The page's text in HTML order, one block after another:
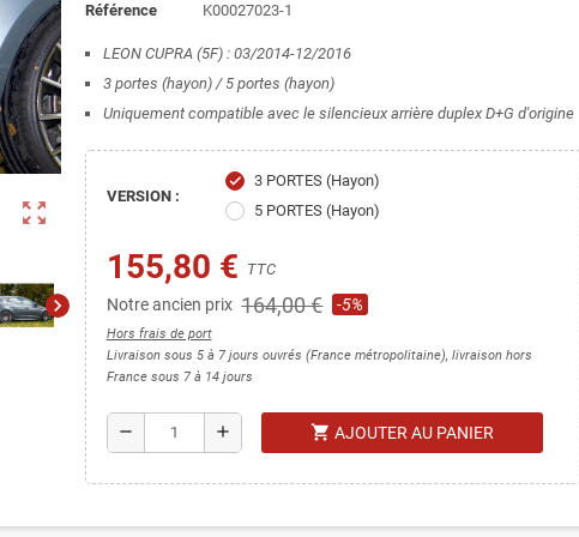
zoom_out_map
chevron_right
Référence
K00027023-1
LEON CUPRA (5F) : 03/2014-12/2016
3 portes (hayon) / 5 portes (hayon)
Uniquement compatible avec le silencieux arrière duplex D+G d'origine
VERSION :
check
3 PORTES (Hayon)
5 PORTES (Hayon)
155,80 € TTC
Notre ancien prix 164,00 € -5%
Hors frais de port
Livraison sous 5 à 7 jours ouvrés (France métropolitaine), livraison hors
France sous 7 à 14 jours
remove add shopping_cart AJOUTER AU PANIER